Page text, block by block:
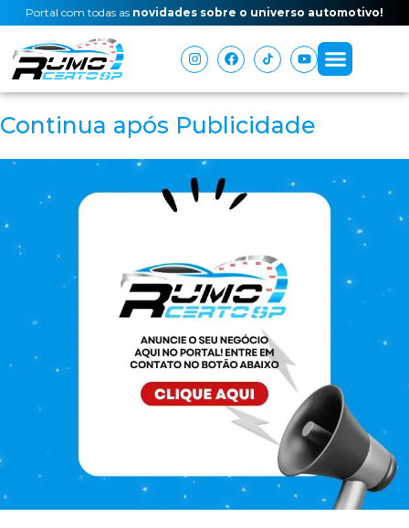
Portal com todas as novidades sobre o universo automotivo!
Continua após Publicidade